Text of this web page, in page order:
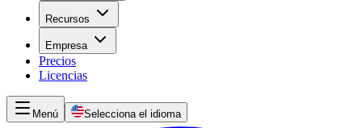
Recursos
Empresa
Precios
Licencias
Menú Selecciona el idioma